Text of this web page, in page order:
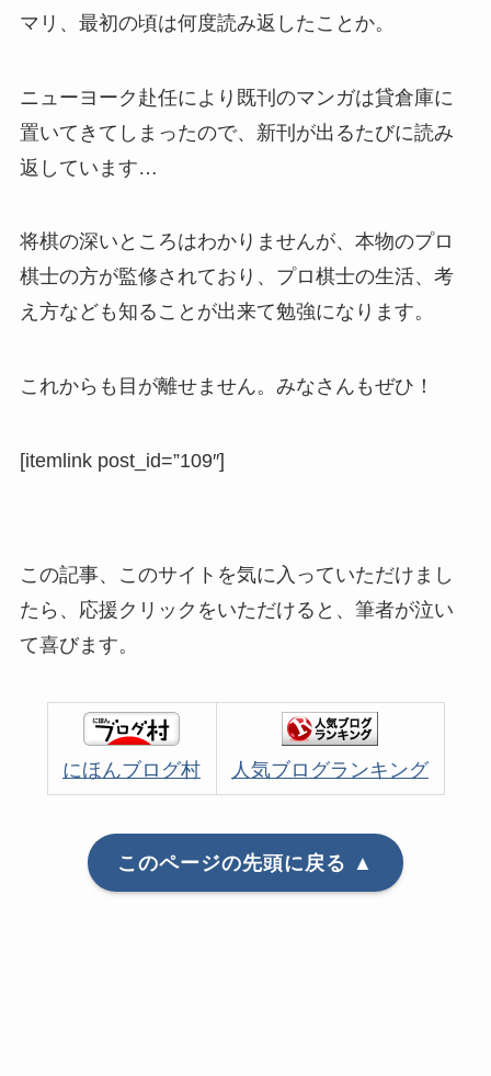
マリ、最初の頃は何度読み返したことか。
ニューヨーク赴任により既刊のマンガは貸倉庫に
置いてきてしまったので、新刊が出るたびに読み
返しています…
将棋の深いところはわかりませんが、本物のプロ
棋士の方が監修されており、プロ棋士の生活、考
え方なども知ることが出来て勉強になります。
これからも目が離せません。みなさんもぜひ！
[itemlink post_id=”109″]
この記事、このサイトを気に入っていただけまし
たら、応援クリックをいただけると、筆者が泣い
て喜びます。
にほんブログ村 人気ブログランキング
このページの先頭に戻る ▲